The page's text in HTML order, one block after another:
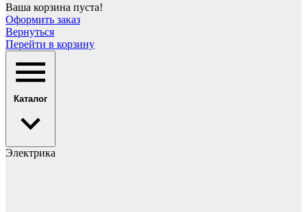
Ваша корзина пуста!
Оформить заказ
Вернуться
Перейти в корзину
Каталог
Электрика